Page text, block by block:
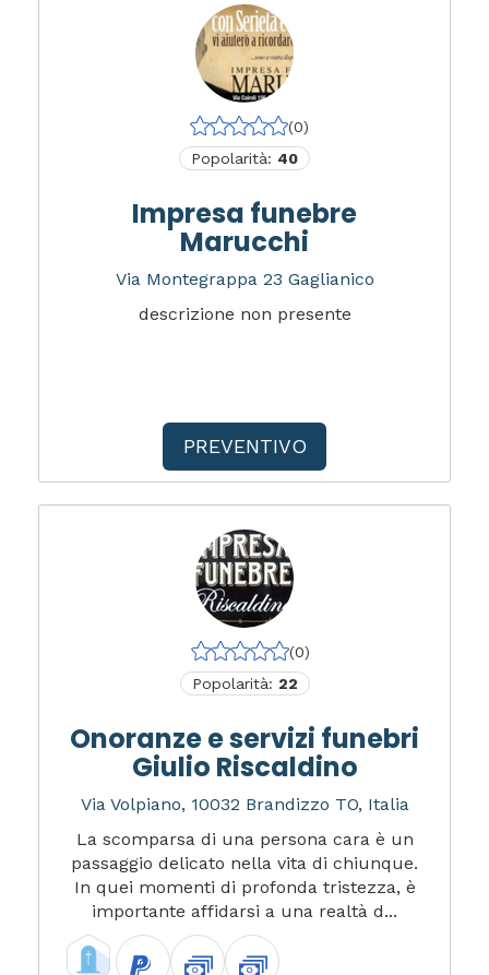
(0)
Popolarità: 40
Impresa funebre
Marucchi
Via Montegrappa 23 Gaglianico
descrizione non presente
PREVENTIVO
(0)
Popolarità: 22
Onoranze e servizi funebri
Giulio Riscaldino
Via Volpiano, 10032 Brandizzo TO, Italia
La scomparsa di una persona cara è un
passaggio delicato nella vita di chiunque.
In quei momenti di profonda tristezza, è
importante affidarsi a una realtà d...